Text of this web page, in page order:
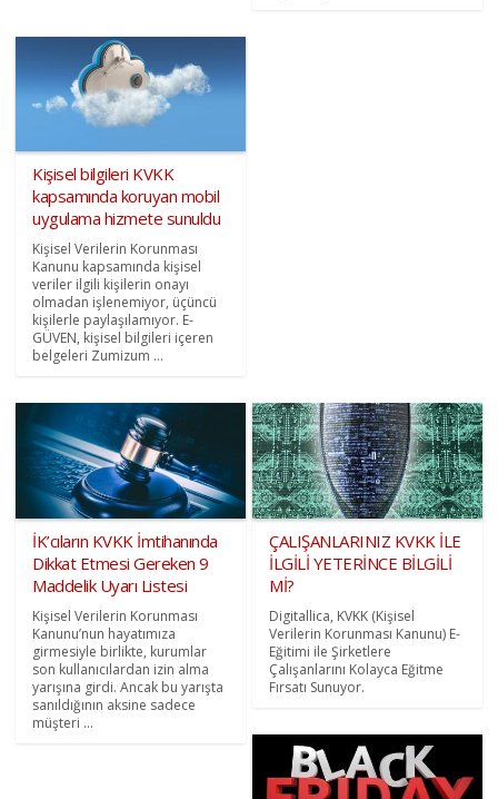
Kişisel bilgileri KVKK
kapsamında koruyan mobil
uygulama hizmete sunuldu
Kişisel Verilerin Korunması
Kanunu kapsamında kişisel
veriler ilgili kişilerin onayı
olmadan işlenemiyor, üçüncü
kişilerle paylaşılamıyor. E-
GÜVEN, kişisel bilgileri içeren
belgeleri Zumizum ...
İK’cıların KVKK İmtihanında
Dikkat Etmesi Gereken 9
Maddelik Uyarı Listesi
Kişisel Verilerin Korunması
Kanunu’nun hayatımıza
girmesiyle birlikte, kurumlar
son kullanıcılardan izin alma
yarışına girdi. Ancak bu yarışta
sanıldığının aksine sadece
müşteri ...
ÇALIŞANLARINIZ KVKK İLE
İLGİLİ YETERİNCE BİLGİLİ
Mİ?
Digitallica, KVKK (Kişisel
Verilerin Korunması Kanunu) E-
Eğitimi ile Şirketlere
Çalışanlarını Kolayca Eğitme
Fırsatı Sunuyor.